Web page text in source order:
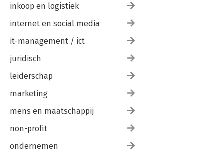
inkoop en logistiek
internet en social media
it-management / ict
juridisch
leiderschap
marketing
mens en maatschappij
non-profit
ondernemen